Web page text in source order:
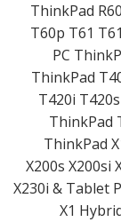
ThinkPad
T60p T61
PC
ThinkPad
T420i
ThinkPad
ThinkPad
X200s X200si
X230i & Tablet
X1